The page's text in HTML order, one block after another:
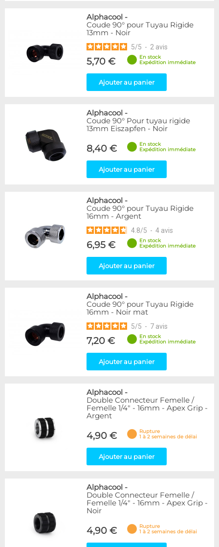
Alphacool -
Coude 90° pour Tuyau Rigide
13mm - Noir
5/5 - 2 avis
5,70 €
En stock
Expédition immédiate
Ajouter au panier
Alphacool -
Coude 90° Pour tuyau rigide
13mm Eiszapfen - Noir
8,40 €
En stock
Expédition immédiate
Ajouter au panier
Alphacool -
Coude 90° pour Tuyau Rigide
16mm - Argent
4.8/5 - 4 avis
6,95 €
En stock
Expédition immédiate
Ajouter au panier
Alphacool -
Coude 90° pour Tuyau Rigide
16mm - Noir mat
5/5 - 7 avis
7,20 €
En stock
Expédition immédiate
Ajouter au panier
Alphacool -
Double Connecteur Femelle /
Femelle 1/4" - 16mm - Apex Grip -
Argent
4,90 €
Rupture
1 à 2 semaines de délai
Ajouter au panier
Alphacool -
Double Connecteur Femelle /
Femelle 1/4" - 16mm - Apex Grip -
Noir
4,90 €
Rupture
1 à 2 semaines de délai